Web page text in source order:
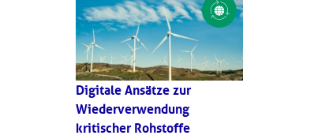
Digitale Ansätze zur
Wiederverwendung
kritischer Rohstoffe